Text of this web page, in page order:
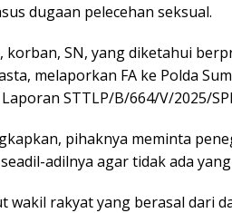
dugaan pelecehan seksual.
korban, SN, yang diketahui
melaporkan FA ke Polda
STTLP/B/664/V/2025/
pihaknya meminta
adilnya agar tidak ada
wakil rakyat yang berasal dari